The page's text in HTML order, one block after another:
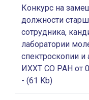
Конкурс на
должности
сотрудника,
лаборатории
спектроскопии и
ИХХТ СО РАН от
- (61 Kb)